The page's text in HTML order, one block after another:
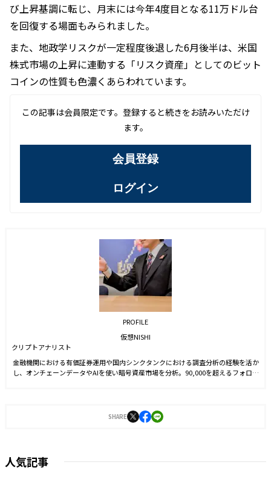
び上昇基調に転じ、月末には今年4度目となる11万ドル台
を回復する場面もみられました。
また、地政学リスクが一定程度後退した6月後半は、米国
株式市場の上昇に連動する「リスク資産」としてのビット
コインの性質も色濃くあらわれています。
この記事は会員限定です。登録すると続きをお読みいただけ
ます。
会員登録
ログイン
PROFILE
仮想NISHI
クリプトアナリスト
金融機関における有価証券運用や国内シンクタンクにおける調査分析の経験を活か
し、オンチェーンデータやAIを使い暗号資産市場を分析。90,000を超えるフォロワ
SHARE
人気記事